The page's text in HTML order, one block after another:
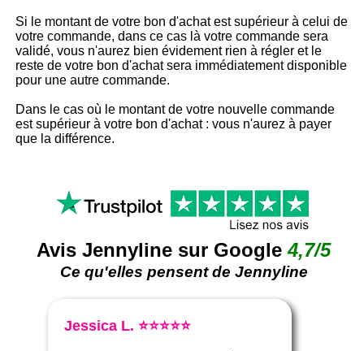
Si le montant de votre bon d'achat est supérieur à celui de
votre commande, dans ce cas là votre commande sera
validé, vous n'aurez bien évidement rien à régler et le
reste de votre bon d'achat sera immédiatement disponible
pour une autre commande.
Dans le cas où le montant de votre nouvelle commande
est supérieur à votre bon d'achat : vous n'aurez à payer
que la différence.
Avis Jennyline sur Google4,7/5
Ce qu'elles pensent de Jennyline
Jessica L. ⭐⭐⭐⭐⭐